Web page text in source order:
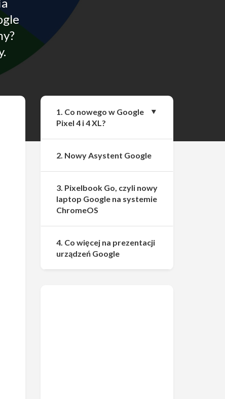
1. Co nowego w Google
Pixel 4 i 4 XL?
2. Nowy Asystent Google
3. Pixelbook Go, czyli nowy
laptop Google na systemie
ChromeOS
4. Co więcej na prezentacji
urządzeń Google